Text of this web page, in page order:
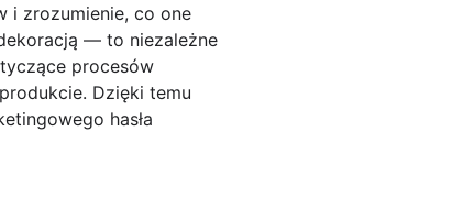
i zrozumienie, co one
— to niezależne
procesów
Dzięki temu
hasła